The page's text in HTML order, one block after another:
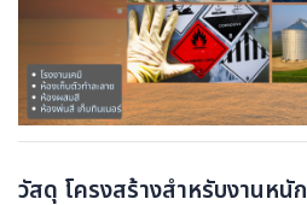
วัสดุ โครงสร้างสำหรับงานหนัก